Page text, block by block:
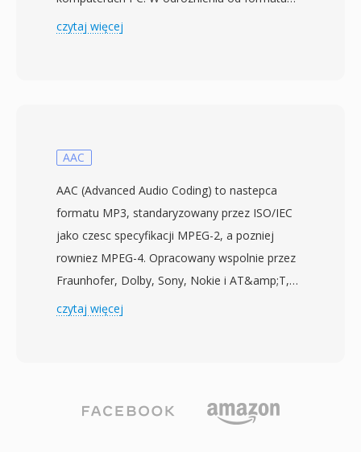
Sounder bez naglowka, pliki SNDT zawieraja
bitowe PCM bez znaku, zwykle przy 8000 do
jako prosty rejestrator i odtwarzacz
przebiegow falowych, czesto dystrybuowany
jako shareware lub dolaczany do sterownikow
kart dzwiekowych. Kluczowa przewaga nad
konkurencyjnymi formatami audio DOS byl ten
samoopisujoacy naglowek, ktory eliminowal
systemow multimedialnych. Format byl tez
efektywny do dekodowania, nie wymagajac
czytaj więcej
AAC
AAC (Advanced Audio Coding) to nastepca
formatu MP3, standaryzowany przez ISO/IEC
jako czesc specyfikacji MPEG-2, a pozniej
rowniez MPEG-4. Opracowany wspolnie przez
Fraunhofer, Dolby, Sony, Nokie i AT&amp;T,
AAC zapewnia wyzsza jakosc dzwieku przy
transformate kosinusowa w polaczeniu z
czytaj więcej